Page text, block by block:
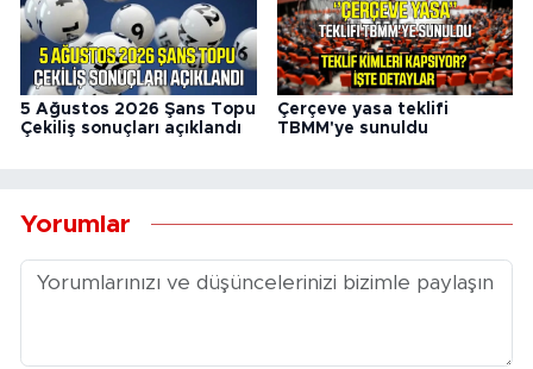
5 Ağustos 2026 Şans Topu
Çekiliş sonuçları açıklandı
Çerçeve yasa teklifi
TBMM'ye sunuldu
Yorumlar